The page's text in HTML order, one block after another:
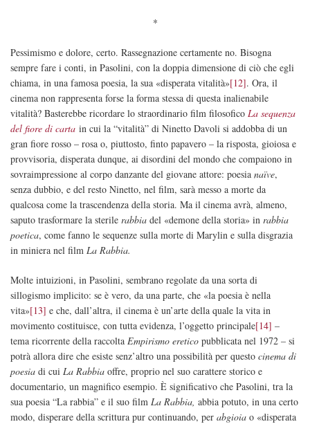
*
Pessimismo e dolore, certo. Rassegnazione certamente no. Bisogna
sempre fare i conti, in Pasolini, con la doppia dimensione di ciò che egli
chiama, in una famosa poesia, la sua «disperata vitalità»[12]. Ora, il
cinema non rappresenta forse la forma stessa di questa inalienabile
vitalità? Basterebbe ricordare lo straordinario film filosofico La sequenza
del fiore di carta in cui la “vitalità” di Ninetto Davoli si addobba di un
gran fiore rosso – rosa o, piuttosto, finto papavero – la risposta, gioiosa e
provvisoria, disperata dunque, ai disordini del mondo che compaiono in
sovraimpressione al corpo danzante del giovane attore: poesia naïve,
senza dubbio, e del resto Ninetto, nel film, sarà messo a morte da
qualcosa come la trascendenza della storia. Ma il cinema avrà, almeno,
saputo trasformare la sterile rabbia del «demone della storia» in rabbia
poetica, come fanno le sequenze sulla morte di Marylin e sulla disgrazia
in miniera nel film La Rabbia.
Molte intuizioni, in Pasolini, sembrano regolate da una sorta di
sillogismo implicito: se è vero, da una parte, che «la poesia è nella
vita»[13] e che, dall’altra, il cinema è un’arte della quale la vita in
movimento costituisce, con tutta evidenza, l’oggetto principale[14] –
tema ricorrente della raccolta Empirismo eretico pubblicata nel 1972 – si
potrà allora dire che esiste senz’altro una possibilità per questo cinema di
poesia di cui La Rabbia offre, proprio nel suo carattere storico e
documentario, un magnifico esempio. È significativo che Pasolini, tra la
sua poesia “La rabbia” e il suo film La Rabbia, abbia potuto, in una certo
modo, disperare della scrittura pur continuando, per abgioia o «disperata